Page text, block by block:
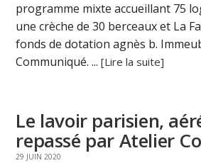
programme mixte accueillant 75
une crèche de 30 berceaux et La
fonds de dotation agnès b.
Communiqué. ...[Lire la suite]
Le lavoir parisien,
repassé par Atelier
29 JUIN 2020